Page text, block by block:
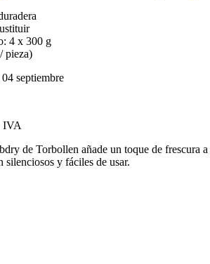
4 x 300 g
pieza)
septiembre
IVA
de Torbollen añade un toque de frescura
silenciosos y fáciles de usar.